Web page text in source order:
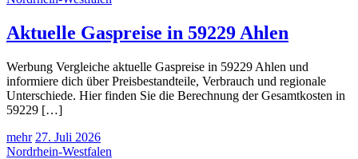
Aktuelle Gaspreise in 59229 Ahlen
Werbung Vergleiche aktuelle Gaspreise in 59229 Ahlen und
informiere dich über Preisbestandteile, Verbrauch und regionale
Unterschiede. Hier finden Sie die Berechnung der Gesamtkosten in
59229 […]
mehr 27. Juli 2026
Nordrhein-Westfalen